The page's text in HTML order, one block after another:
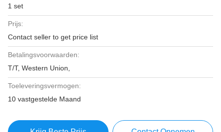
1 set
Prijs:
Contact seller to get price list
Betalingsvoorwaarden:
T/T, Western Union,
Toeleveringsvermogen:
10 vastgestelde Maand